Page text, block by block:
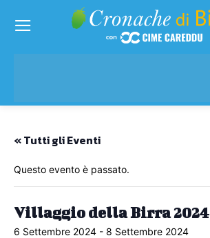
« Tutti gli Eventi
Questo evento è passato.
Villaggio della Birra 2024
6 Settembre 2024 - 8 Settembre 2024